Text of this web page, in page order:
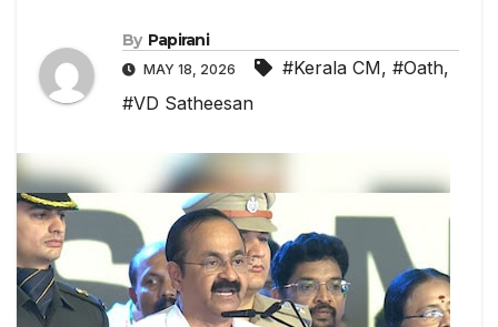
By Papirani
MAY 18, 2026 #Kerala CM, #Oath,
#VD Satheesan